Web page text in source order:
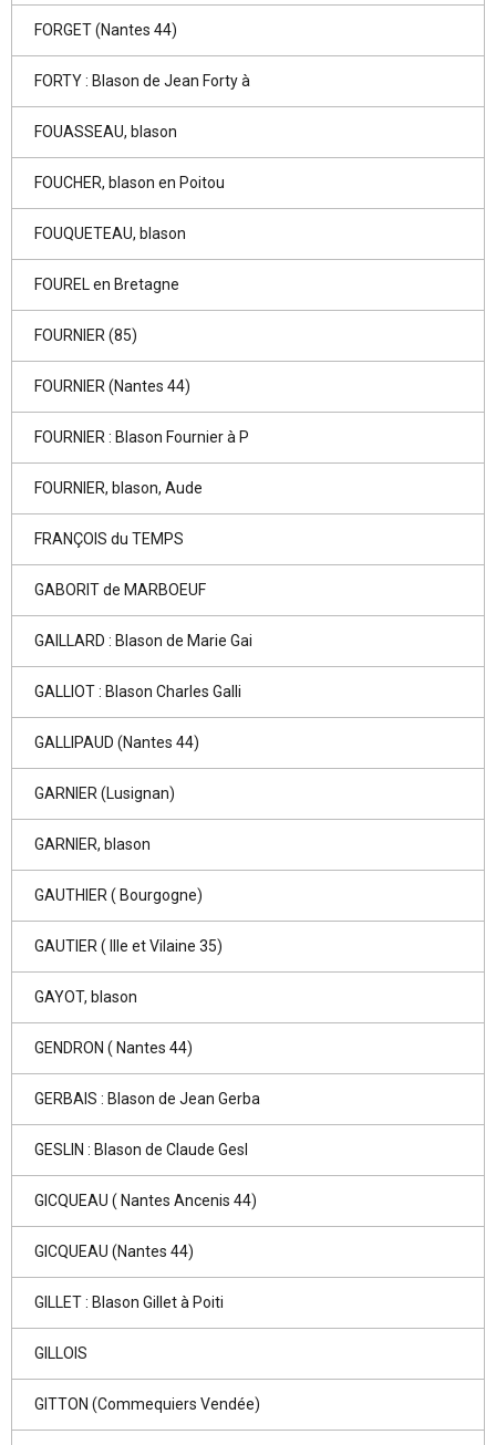
FORGET (Nantes 44)
FORTY : Blason de Jean Forty à
FOUASSEAU, blason
FOUCHER, blason en Poitou
FOUQUETEAU, blason
FOUREL en Bretagne
FOURNIER (85)
FOURNIER (Nantes 44)
FOURNIER : Blason Fournier à P
FOURNIER, blason, Aude
FRANÇOIS du TEMPS
GABORIT de MARBOEUF
GAILLARD : Blason de Marie Gai
GALLIOT : Blason Charles Galli
GALLIPAUD (Nantes 44)
GARNIER (Lusignan)
GARNIER, blason
GAUTHIER ( Bourgogne)
GAUTIER ( Ille et Vilaine 35)
GAYOT, blason
GENDRON ( Nantes 44)
GERBAIS : Blason de Jean Gerba
GESLIN : Blason de Claude Gesl
GICQUEAU ( Nantes Ancenis 44)
GICQUEAU (Nantes 44)
GILLET : Blason Gillet à Poiti
GILLOIS
GITTON (Commequiers Vendée)